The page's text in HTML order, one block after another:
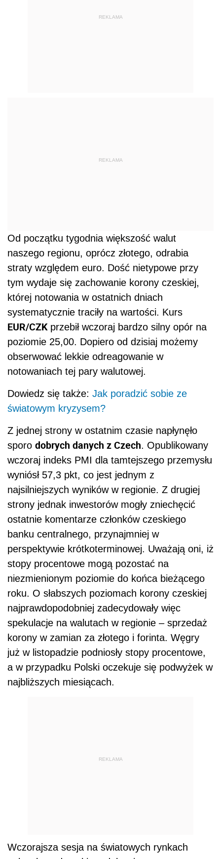
REKLAMA
REKLAMA
Od początku tygodnia większość walut
naszego regionu, oprócz złotego, odrabia
straty względem euro. Dość nietypowe przy
tym wydaje się zachowanie korony czeskiej,
której notowania w ostatnich dniach
systematycznie traciły na wartości. Kurs
EUR/CZKprzebił wczoraj bardzo silny opór na
poziomie 25,00. Dopiero od dzisiaj możemy
obserwować lekkie odreagowanie w
notowaniach tej pary walutowej.
Dowiedz się także: Jak poradzić sobie ze
światowym kryzysem?
Z jednej strony w ostatnim czasie napłynęło
sporo dobrych danych z Czech. Opublikowany
wczoraj indeks PMI dla tamtejszego przemysłu
wyniósł 57,3 pkt, co jest jednym z
najsilniejszych wyników w regionie. Z drugiej
strony jednak inwestorów mogły zniechęcić
ostatnie komentarze członków czeskiego
banku centralnego, przynajmniej w
perspektywie krótkoterminowej. Uważają oni, iż
stopy procentowe mogą pozostać na
niezmienionym poziomie do końca bieżącego
roku. O słabszych poziomach korony czeskiej
najprawdopodobniej zadecydowały więc
spekulacje na walutach w regionie – sprzedaż
korony w zamian za złotego i forinta. Węgry
już w listopadzie podniosły stopy procentowe,
a w przypadku Polski oczekuje się podwyżek w
najbliższych miesiącach.
REKLAMA
Wczorajsza sesja na światowych rynkach